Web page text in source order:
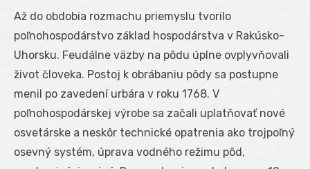
Až do obdobia rozmachu priemyslu tvorilo
poľnohospodárstvo základ hospodárstva v Rakúsko-
Uhorsku. Feudálne väzby na pôdu úplne ovplyvňovali
život človeka. Postoj k obrábaniu pôdy sa postupne
menil po zavedení urbára v roku 1768. V
poľnohospodárskej výrobe sa začali uplatňovať nové
osvetárske a neskôr technické opatrenia ako trojpoľný
osevný systém, úprava vodného režimu pôd,